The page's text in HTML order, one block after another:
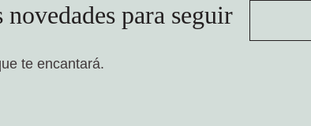
novedades para seguir
te encantará.